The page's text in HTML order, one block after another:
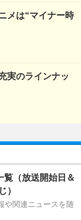
メは“マイナー時
実のラインナッ
覧（放送開始日＆
）
や関連ニュースを随